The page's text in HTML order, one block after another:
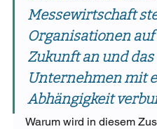
Messewirtschaft
Organisationen
Zukunft an und
Unternehmen mit
Abhängigkeit
Warum wird in diesem